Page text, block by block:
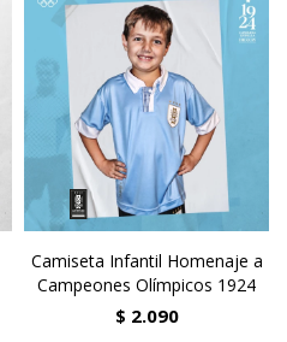
Camiseta Infantil Homenaje a
Campeones Olímpicos 1924
$ 2.090